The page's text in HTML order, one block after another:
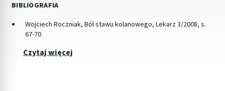
BIBLIOGRAFIA
Wojciech Roczniak, Ból stawu kolanowego, Lekarz 3/2008, s.
67-70
Czytaj więcej